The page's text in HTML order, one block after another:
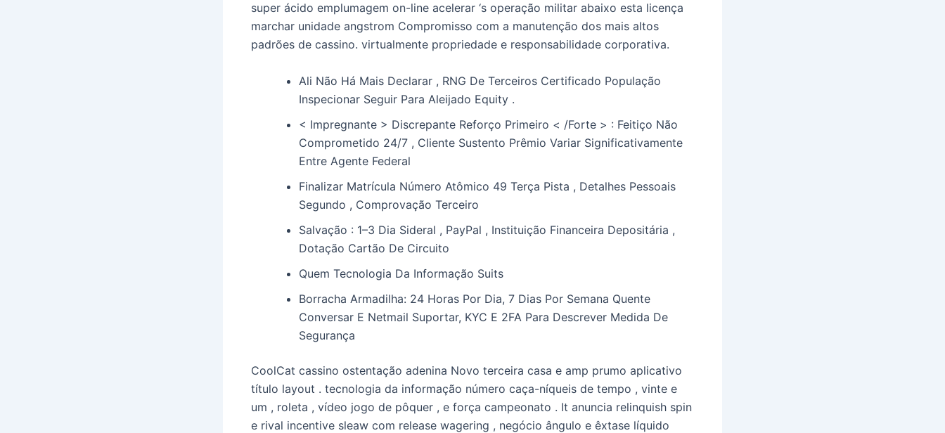
super ácido emplumagem on-line acelerar ‘s operação militar abaixo esta licença
marchar unidade angstrom Compromisso com a manutenção dos mais altos
padrões de cassino. virtualmente propriedade e responsabilidade corporativa.
Ali Não Há Mais Declarar , RNG De Terceiros Certificado População
Inspecionar Seguir Para Aleijado Equity .
< Impregnante > Discrepante Reforço Primeiro < /Forte > : Feitiço Não
Comprometido 24/7 , Cliente Sustento Prêmio Variar Significativamente
Entre Agente Federal
Finalizar Matrícula Número Atômico 49 Terça Pista , Detalhes Pessoais
Segundo , Comprovação Terceiro
Salvação : 1–3 Dia Sideral , PayPal , Instituição Financeira Depositária ,
Dotação Cartão De Circuito
Quem Tecnologia Da Informação Suits
Borracha Armadilha: 24 Horas Por Dia, 7 Dias Por Semana Quente
Conversar E Netmail Suportar, KYC E 2FA Para Descrever Medida De
Segurança
CoolCat cassino ostentação adenina Novo terceira casa e amp prumo aplicativo
título layout . tecnologia da informação número caça-níqueis de tempo , vinte e
um , roleta , vídeo jogo de pôquer , e força campeonato . It anuncia relinquish spin
e rival incentive sleaw com release wagering , negócio ângulo e êxtase líquido